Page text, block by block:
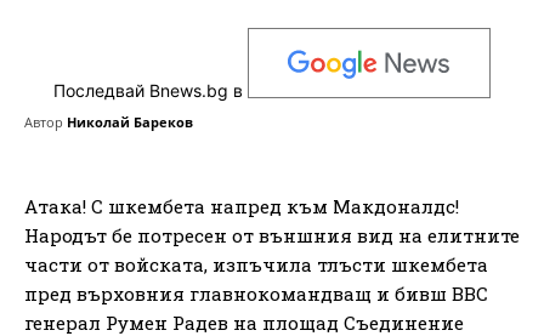
Последвай Bnews.bg в
Автор Николай Бареков
Атака! С шкембета напред към Макдоналдс!
Народът бе потресен от външния вид на елитните
части от войската, изпъчила тлъсти шкембета
пред върховния главнокомандващ и бивш ВВС
генерал Румен Радев на площад Съединение